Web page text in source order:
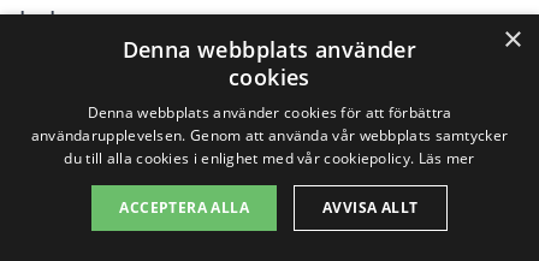
behov.
Få 3 erbjudanden, gratis och utan
förpliktelser
×
Denna webbplats använder
cookies
Denna webbplats använder cookies för att förbättra
användarupplevelsen. Genom att använda vår webbplats samtycker
du till alla cookies i enlighet med vår cookiepolicy. Läs mer
ACCEPTERA ALLA AVVISA ALLT